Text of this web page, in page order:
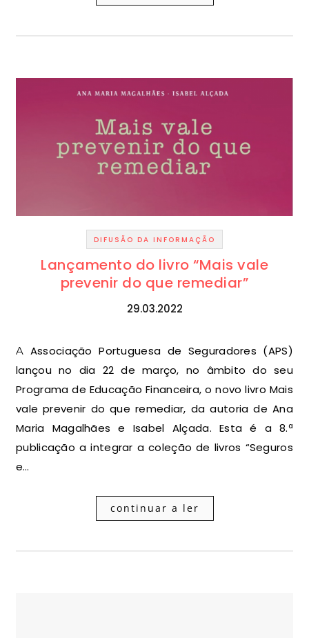
DIFUSÃO DA INFORMAÇÃO
Lançamento do livro “Mais vale
prevenir do que remediar”
29.03.2022
A Associação Portuguesa de Seguradores (APS)
lançou no dia 22 de março, no âmbito do seu
Programa de Educação Financeira, o novo livro Mais
vale prevenir do que remediar, da autoria de Ana
Maria Magalhães e Isabel Alçada. Esta é a 8.ª
publicação a integrar a coleção de livros “Seguros
e…
continuar a ler